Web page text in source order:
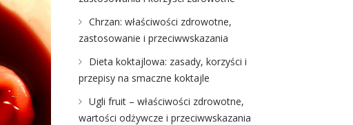
Chrzan: właściwości zdrowotne,
zastosowanie i przeciwwskazania
Dieta koktajlowa: zasady, korzyści i
przepisy na smaczne koktajle
Ugli fruit – właściwości zdrowotne,
wartości odżywcze i przeciwwskazania